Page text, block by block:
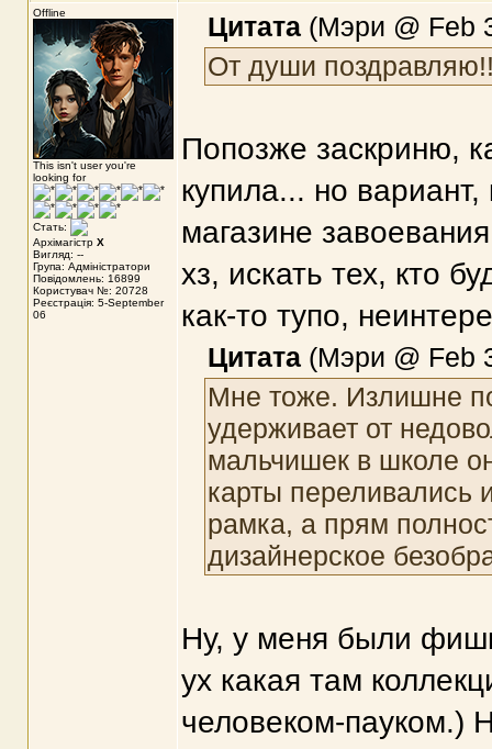
Offline
This isn't user you're
looking for
Стать:
Архімагістр X
Вигляд: --
Група: Адміністратори
Повідомлень: 16899
Користувач №: 20728
Реєстрація: 5-September
06
Цитата(Мэри @ Feb
От души
Попозже заскриню,
купила... но
магазине
хз, искать тех, кто
как-то тупо,
Цитата(Мэри @ Feb
Мне тоже. Излишне
удерживает от
мальчишек в школе
карты переливались
рамка, а прям
дизайнерское
Ну, у меня были
ух какая там
человеком-пауком.)